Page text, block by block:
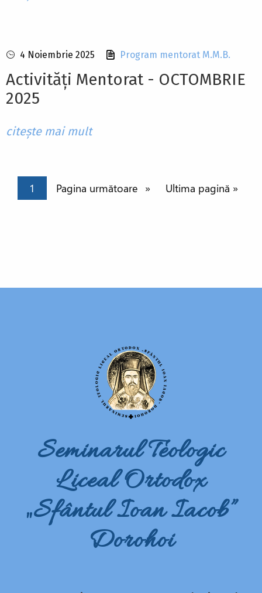
4 Noiembrie 2025 Program mentorat M.M.B.
Activități Mentorat - OCTOMBRIE
2025
citește mai mult
PaginațiePagina curentă
1 Pagina următoare
Pagina următoare Ultima pagină
Ultima pagină »
Seminarul Teologic
Liceal Ortodox
„Sfântul Ioan Iacob”
Dorohoi